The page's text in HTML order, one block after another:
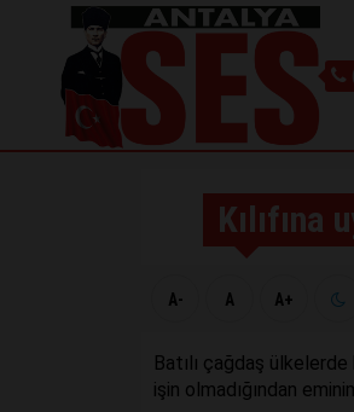
Kılıfına
A- A A+
Batılı çağdaş
işin olmadığından